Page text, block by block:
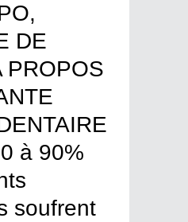
DE
PROPOS
à 90%
soufrent